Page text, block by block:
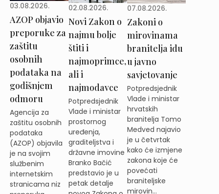
03.08.2026.
AZOP objavio
preporuke za
zaštitu
osobnih
podataka na
godišnjem
odmoru
Agencija za
zaštitu osobnih
podataka
(AZOP) objavila
je na svojim
službenim
internetskim
stranicama niz
02.08.2026.
Novi Zakon o
najmu bolje
štiti i
najmoprimce,
ali i
najmodavce
Potpredsjednik
Vlade i ministar
prostornog
uređenja,
graditeljstva i
državne imovine
Branko Bačić
predstavio je u
petak detalje
07.08.2026.
Zakoni o
mirovinama
branitelja idu
u javno
savjetovanje
Potpredsjednik
Vlade i ministar
hrvatskih
branitelja Tomo
Medved najavio
je u četvrtak
kako će izmjene
zakona koje će
povećati
braniteljske
mirovin...